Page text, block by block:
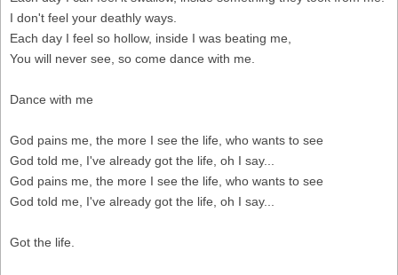
I don't feel your deathly ways.
Each day I feel so hollow, inside I was beating me,
You will never see, so come dance with me.
Dance with me
God pains me, the more I see the life, who wants to see
God told me, I've already got the life, oh I say...
God pains me, the more I see the life, who wants to see
God told me, I've already got the life, oh I say...
Got the life.